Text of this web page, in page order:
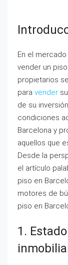
En el
vender un
propietarios
para vender
de su
condiciones
Barcelona y
aquellos que
Desde la
el artículo
piso en
motores de
piso en
1.